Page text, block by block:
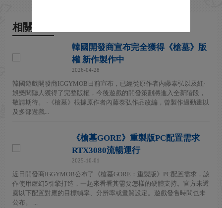
相關新聞
韓國開發商宣布完全獲得《槍墓》版
權 新作製作中
2026-04-28
韓國遊戲開發商IGGYMOB日前宣布，已經從原作者內藤泰弘以及紅·
娛樂閱聽人獲得了完整版權，今後遊戲的開發策劃將進入全新階段，
敬請期待。 ·《槍墓》根據原作者內藤泰弘作品改編，曾製作過動畫以
及多部遊戲...
《槍墓GORE》重製版PC配置需求
RTX3080流暢運行
2025-10-01
近日開發商IGGYMOB公布了《槍墓GORE：重製版》PC配置需求，該
作使用虛幻5引擎打造，一起來看看其需要怎樣的硬體支持。官方未透
露以下配置對應的目標幀率、分辨率或畫質設定。遊戲發售時間也未
公布。 ...